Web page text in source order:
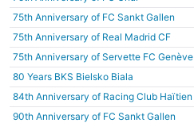
75th Anniversary of FC Sankt Gallen
75th Anniversary of Real Madrid CF
75th Anniversary of Servette FC Genève
80 Years BKS Bielsko Biala
84th Anniversary of Racing Club Haïtien
90th Anniversary of FC Sankt Gallen